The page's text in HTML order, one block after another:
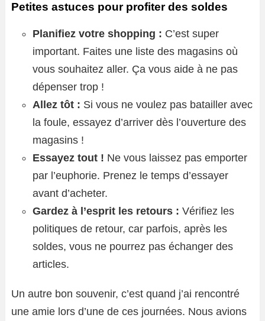
Petites astuces pour profiter des soldes
Planifiez votre shopping : C’est super
important. Faites une liste des magasins où
vous souhaitez aller. Ça vous aide à ne pas
dépenser trop !
Allez tôt : Si vous ne voulez pas batailler avec
la foule, essayez d’arriver dès l’ouverture des
magasins !
Essayez tout ! Ne vous laissez pas emporter
par l’euphorie. Prenez le temps d’essayer
avant d’acheter.
Gardez à l’esprit les retours : Vérifiez les
politiques de retour, car parfois, après les
soldes, vous ne pourrez pas échanger des
articles.
Un autre bon souvenir, c’est quand j’ai rencontré
une amie lors d’une de ces journées. Nous avions